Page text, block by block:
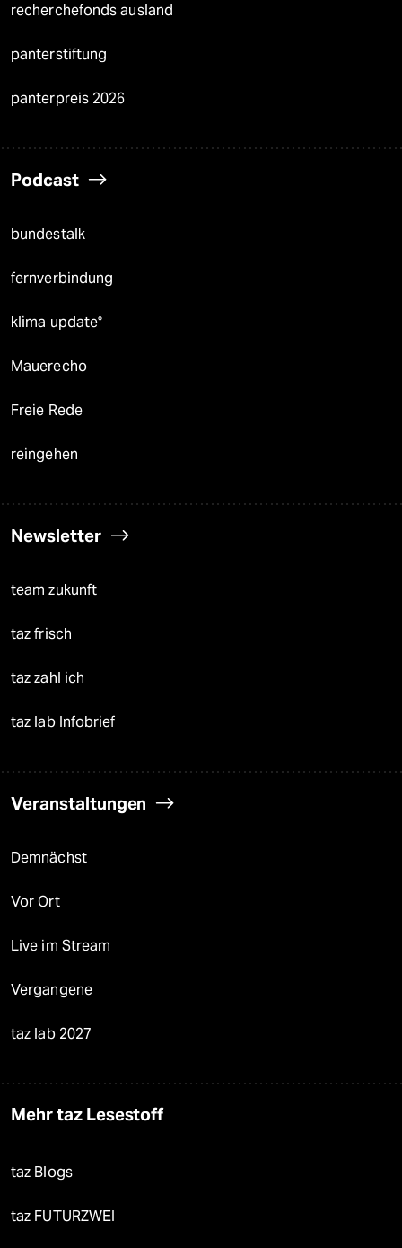
recherchefonds ausland
panterstiftung
panterpreis 2026
Podcast
bundestalk
fernverbindung
klima update°
Mauerecho
Freie Rede
reingehen
Newsletter
team zukunft
taz frisch
taz zahl ich
taz lab Infobrief
Veranstaltungen
Demnächst
Vor Ort
Live im Stream
Vergangene
taz lab 2027
Mehr taz Lesestoff
taz Blogs
taz FUTURZWEI